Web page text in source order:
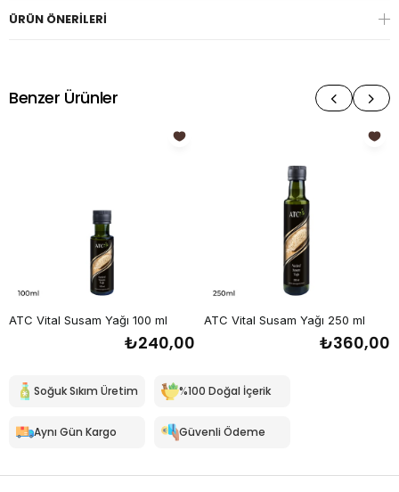
ÜRÜN ÖNERILERI
Benzer Ürünler
ATC Vital Susam Yağı 100 ml
₺240,00
ATC Vital Susam Yağı 250 ml
₺360,00
Soğuk Sıkım Üretim %100 Doğal İçerik
Aynı Gün Kargo Güvenli Ödeme